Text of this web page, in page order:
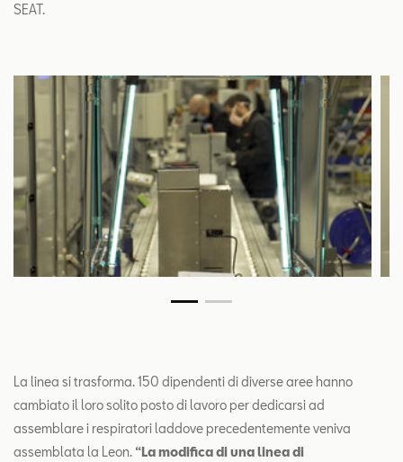
SEAT.
La linea si trasforma. 150 dipendenti di diverse aree hanno
cambiato il loro solito posto di lavoro per dedicarsi ad
assemblare i respiratori laddove precedentemente veniva
assemblata la Leon. “La modifica di una linea di